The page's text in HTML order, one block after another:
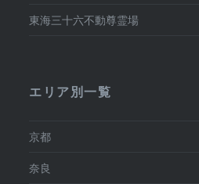
東海三十六不動尊霊場
エリア別一覧
京都
奈良